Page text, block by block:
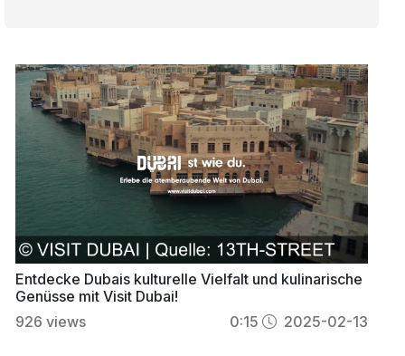
Entdecke Dubais kulturelle Vielfalt und kulinarische
Genüsse mit Visit Dubai!
926 views 0:15 2025-02-13